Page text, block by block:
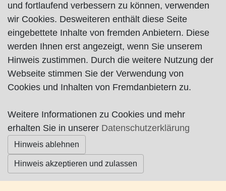
24-Stunden-Tankbestrieb, Verkauf von Neu-,
Jahres und Gebrauchtwagen, Reparatur von
Kraftfahrzeugen aller Art, speziell Opel sowie
modernste Waschtechnik in einer Waschanlage.
© Worpswede24 2015-2026
und fortlaufend verbessern zu können, verwenden
wir Cookies. Desweiteren enthält diese Seite
eingebettete Inhalte von fremden Anbietern. Diese
werden Ihnen erst angezeigt, wenn Sie unserem
Hinweis zustimmen. Durch die weitere Nutzung der
Webseite stimmen Sie der Verwendung von
Cookies und Inhalten von Fremdanbietern zu.
Weitere Informationen zu Cookies und mehr
erhalten Sie in unserer Datenschutzerklärung
Hinweis ablehnen
Hinweis akzeptieren und zulassen